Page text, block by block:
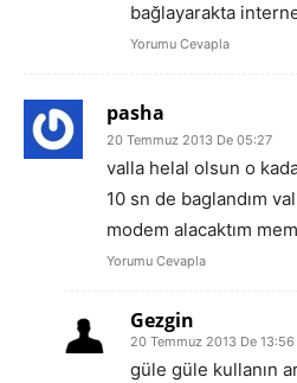
bağlayarakta
Yorumu Cevapla
pasha
20 Temmuz 2013 De 05:27
valla helal olsun o
10 sn de baglandım
modem alacaktım
Yorumu Cevapla
Gezgin
20 Temmuz 2013 De 13:56
güle güle kullanın